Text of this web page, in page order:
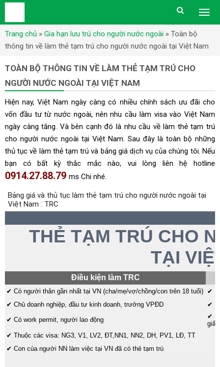
Trang chủ » Gia hạn lưu trú cho người nước ngoài » Toàn bộ
thông tin về làm thẻ tạm trú cho người nước ngoài tại Việt Nam
TOÀN BỘ THÔNG TIN VỀ LÀM THẺ TẠM TRÚ CHO
NGƯỜI NƯỚC NGOÀI TẠI VIỆT NAM
Hiện nay, Việt Nam ngày càng có nhiều chính sách ưu đãi cho
vốn đầu tư từ nước ngoài, nên nhu cầu làm visa vào Việt Nam
ngày càng tăng. Và bên cạnh đó là nhu cầu về làm thẻ tạm trú
cho người nước ngoài tại Việt Nam. Sau đây là toàn bộ những
thủ tục về làm thẻ tạm trú và bảng giá dịch vụ của chúng tôi. Nếu
bạn có bất kỳ thắc mắc nào, vui lòng liên hệ hotline
0914.27.88.79 ms Chi nhé.